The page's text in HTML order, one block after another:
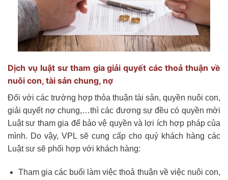
Dịch vụ luật sư tham gia giải quyết các thoả thuận về
nuôi con, tài sản chung, nợ
Đối với các trường hợp thỏa thuận tài sản, quyền nuôi con,
giải quyết nợ chung,…thì các đương sự đều có quyền mời
Luật sư tham gia để bảo vệ quyền và lợi ích hợp pháp của
mình. Do vậy, VPL sẽ cung cấp cho quý khách hàng các
Luật sư sẽ phối hợp với khách hàng:
Tham gia các buổi làm việc thoả thuận về việc nuôi con,